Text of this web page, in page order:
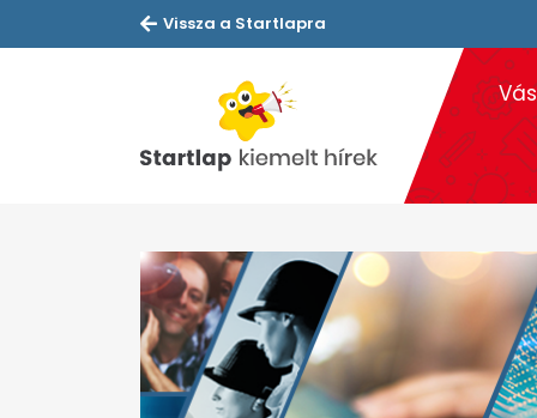
Vissza a Startlapra